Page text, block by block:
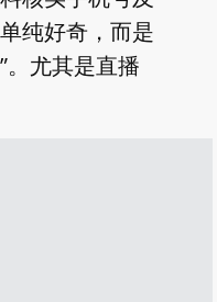
纯好奇，而是
。尤其是直播